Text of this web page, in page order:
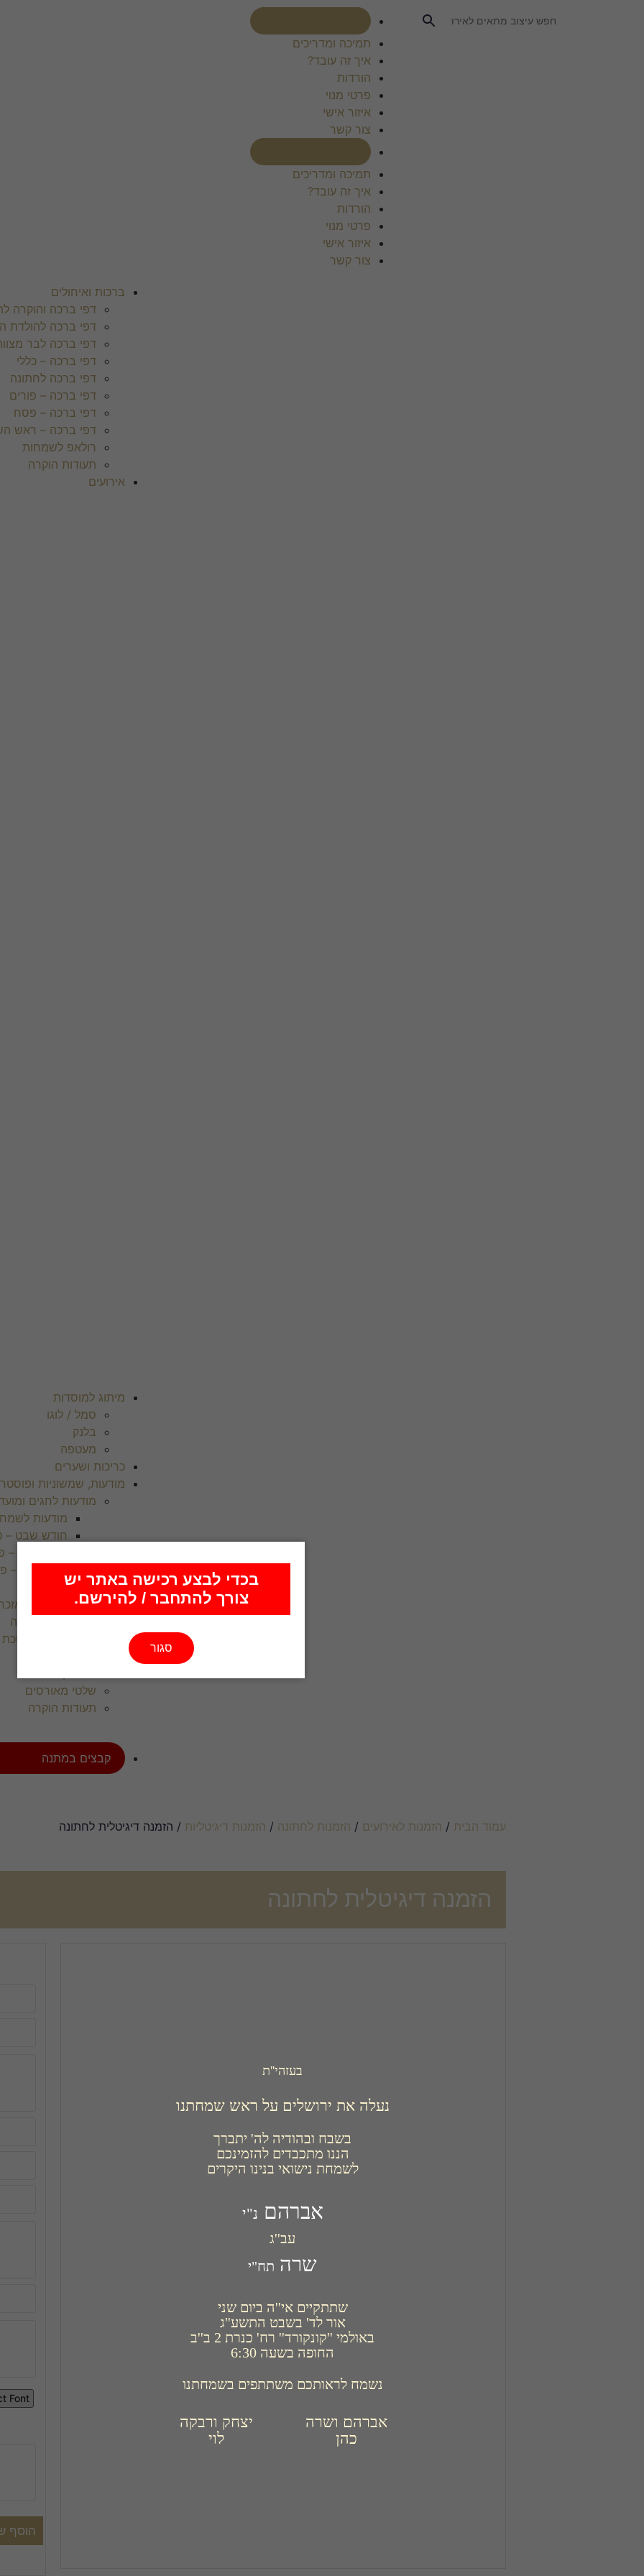
בכדי לבצע רכישה באתר יש
צורך להתחבר / להירשם.
סגור
תמיכה ומדריכים
איך זה עובד?
הורדות
פרטי מנוי
איזור אישי
צור קשר
תמיכה ומדריכים
איך זה עובד?
הורדות
פרטי מנוי
איזור אישי
צור קשר
ברכות ואיחולים
דפי ברכה והוקרה
דפי ברכה להולדת
דפי ברכה לבר
דפי ברכה – כללי
דפי ברכה לחתונה
דפי ברכה – פורים
דפי ברכה – פסח
דפי ברכה – ראש
רולאפ לשמחות
תעודות הוקרה
אירועים
מיתוג למוסדות
סמל / לוגו
בלנק
מעטפה
כריכות ושערים
מודעות, שמשוניות
מודעות לחגים
מודעות
חודש שבט –
חודש אדר –
חודש ניסן –
ל”ג בעומר
הילולא / אבל /
הכנסת ספר תורה
סיום הש”ס / מסכת
שלטי מאורסים
תעודות הוקרה
קבצים במתנה
עמוד הבית / הזמנות לאירועים / הזמנות לחתונה / הזמנות דיגיטליות / הזמנה דיגיטלית לחתונה
הזמנה דיגיטלית לחתונה
בעזהי''ת
נעלה את ירושלים על ראש שמחתנו
לשמחת נישואי בנינו היקרים
אברהם נ"י
עב''ג
שרה תח"י
החופה בשעה 6:30
נשמח לראותכם משתתפים בשמחתנו
כהן
לוי